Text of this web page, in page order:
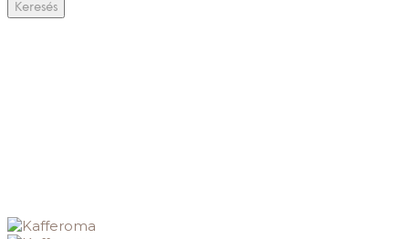
Tartozékok
Keresés